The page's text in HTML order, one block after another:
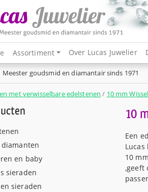
Assortiment Over Lucas Juwelier
Meester goudsmid en diamantair sinds 1971
met verwisselbare edelstenen / 10 mm
diamanten
en baby
sieraden
sieraden
10
Een
10
,geeft